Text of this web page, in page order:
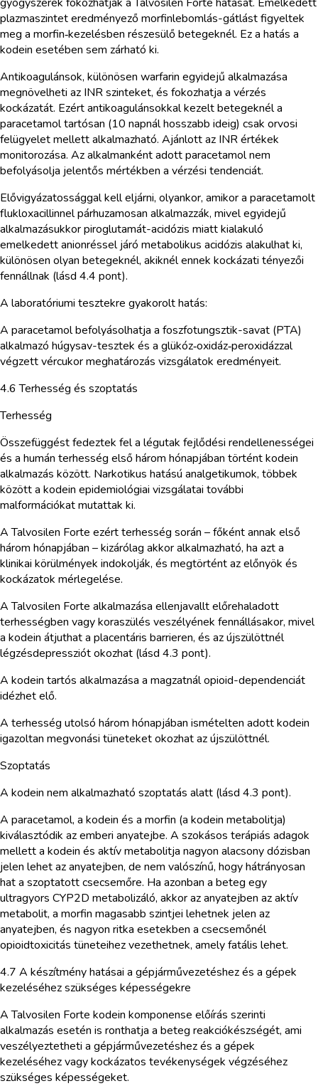
plazmaszintet eredményező morfinlebomlás-gátlást figyeltek
meg a morfin‑kezelésben részesülő betegeknél. Ez a hatás a
kodein esetében sem zárható ki.
Antikoagulánsok, különösen warfarin egyidejű alkalmazása
megnövelheti az INR szinteket, és fokozhatja a vérzés
kockázatát. Ezért antikoagulánsokkal kezelt betegeknél a
paracetamol tartósan (10 napnál hosszabb ideig) csak orvosi
felügyelet mellett alkalmazható. Ajánlott az INR értékek
monitorozása. Az alkalmanként adott paracetamol nem
befolyásolja jelentős mértékben a vérzési tendenciát.
Elővigyázatossággal kell eljárni, olyankor, amikor a paracetamolt
flukloxacillinnel párhuzamosan alkalmazzák, mivel egyidejű
alkalmazásukkor piroglutamát-acidózis miatt kialakuló
emelkedett anionréssel járó metabolikus acidózis alakulhat ki,
különösen olyan betegeknél, akiknél ennek kockázati tényezői
fennállnak (lásd 4.4 pont).
A laboratóriumi tesztekre gyakorolt hatás:
A paracetamol befolyásolhatja a foszfotungsztik-savat (PTA)
alkalmazó húgysav-tesztek és a glükóz‑oxidáz‑peroxidázzal
végzett vércukor meghatározás vizsgálatok eredményeit.
4.6 Terhesség és szoptatás
Terhesség
Összefüggést fedeztek fel a légutak fejlődési rendellenességei
és a humán terhesség első három hónapjában történt kodein
alkalmazás között. Narkotikus hatású analgetikumok, többek
között a kodein epidemiológiai vizsgálatai további
malformációkat mutattak ki.
A Talvosilen Forte ezért terhesség során – főként annak első
három hónapjában – kizárólag akkor alkalmazható, ha azt a
klinikai körülmények indokolják, és megtörtént az előnyök és
kockázatok mérlegelése.
A Talvosilen Forte alkalmazása ellenjavallt előrehaladott
terhességben vagy koraszülés veszélyének fennállásakor, mivel
a kodein átjuthat a placentáris barrieren, és az újszülöttnél
légzésdepressziót okozhat (lásd 4.3 pont).
A kodein tartós alkalmazása a magzatnál opioid-dependenciát
idézhet elő.
A terhesség utolsó három hónapjában ismételten adott kodein
igazoltan megvonási tüneteket okozhat az újszülöttnél.
Szoptatás
A kodein nem alkalmazható szoptatás alatt (lásd 4.3 pont).
A paracetamol, a kodein és a morfin (a kodein metabolitja)
kiválasztódik az emberi anyatejbe. A szokásos terápiás adagok
mellett a kodein és aktív metabolitja nagyon alacsony dózisban
jelen lehet az anyatejben, de nem valószínű, hogy hátrányosan
hat a szoptatott csecsemőre. Ha azonban a beteg egy
ultragyors CYP2D metabolizáló, akkor az anyatejben az aktív
metabolit, a morfin magasabb szintjei lehetnek jelen az
anyatejben, és nagyon ritka esetekben a csecsemőnél
opioidtoxicitás tüneteihez vezethetnek, amely fatális lehet.
4.7 A készítmény hatásai a gépjárművezetéshez és a gépek
kezeléséhez szükséges képességekre
A Talvosilen Forte kodein komponense előírás szerinti
alkalmazás esetén is ronthatja a beteg reakciókészségét, ami
veszélyeztetheti a gépjárművezetéshez és a gépek
kezeléséhez vagy kockázatos tevékenységek végzéséhez
szükséges képességeket.